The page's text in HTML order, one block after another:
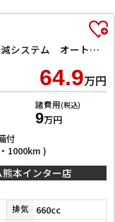
L SAIII クリアランスソナー 衝突被害軽減システム オートマチックハイビーム オートライト アイドリングストップ CVT ESC CD ミュージックプレイヤー接続可 エアコン パワーウィンドウ 運転席エアバッグ
64.9万円
諸費用(税込)
9万円
付
1000km )
熊本インター店
排気 660cc